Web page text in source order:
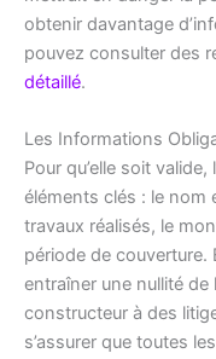
obtenir davantage
pouvez consulter des
détaillé.
Les Informations
Pour qu’elle soit
éléments clés : le nom
travaux réalisés, le
période de
entraîner une nullité
constructeur à des
s’assurer que toutes